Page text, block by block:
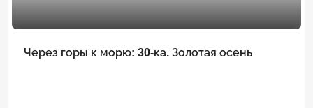
Через горы к морю: 30-ка. Золотая осень